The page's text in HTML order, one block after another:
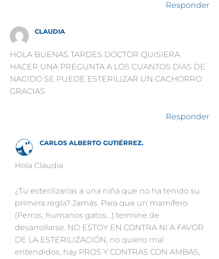
Responder
CLAUDIA
HOLA BUENAS TARDES DOCTOR QUISIERA
HACER UNA PREGUNTA A LOS CUANTOS DIAS DE
NACIDO SE PUEDE ESTERILIZAR UN CACHORRO
GRACIAS
Responder
CARLOS ALBERTO GUTIÉRREZ.
Hola Claudia
¿Tu esterilizarías a una niña que no ha tenido su
primera regla? Jamás. Para que un mamífero
(Perros, humanos gatos…) termine de
desarrollarse. NO ESTOY EN CONTRA NI A FAVOR
DE LA ESTERILIZACIÓN, no quiero mal
entendidos, hay PROS Y CONTRAS CON AMBAS,